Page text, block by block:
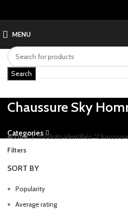
MENU
Search
Chaussure Sky
Categories
Accueil
Produits identifiés
Filters
SORT BY
Popularity
Average rating